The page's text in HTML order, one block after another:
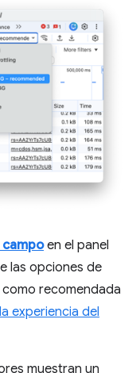
en el panel
las opciones de
recomendada
experiencia del
muestran un